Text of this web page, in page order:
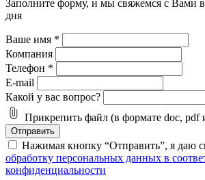
Заполните форму, и мы свяжемся с Вами в
дня
Ваше имя *
Компания
Телефон *
E-mail
Какой у вас вопрос?
Прикрепить файл (в формате doc, pdf
Отправить
Нажимая кнопку “Отправить”, я даю
обработку персональных данных в
конфиденциальности